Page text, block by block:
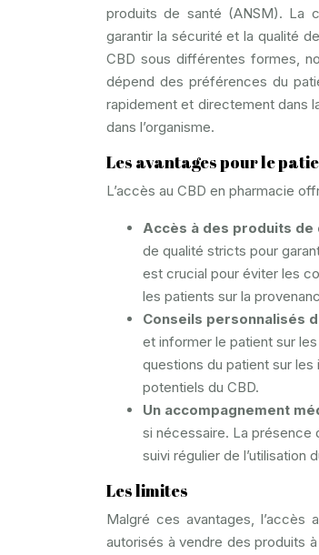
produits de santé (ANSM). La
garantir la sécurité et la qualité
CBD sous différentes formes,
dépend des préférences du
rapidement et directement dans
dans l’organisme.
Les avantages pour le
L’accès au CBD en pharmacie
Accès à des produits de
de qualité stricts pour
est crucial pour éviter les
les patients sur la
Conseils personnalisés
et informer le patient sur
questions du patient sur
potentiels du CBD.
Un accompagnement
si nécessaire. La présence
suivi régulier de l’utilisation
Les limites
Malgré ces avantages, l’accès
autorisés à vendre des produits